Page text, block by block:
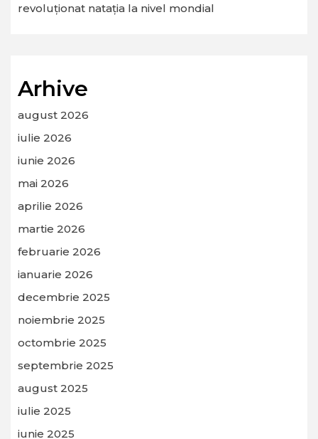
revoluționat natația la nivel mondial
Arhive
august 2026
iulie 2026
iunie 2026
mai 2026
aprilie 2026
martie 2026
februarie 2026
ianuarie 2026
decembrie 2025
noiembrie 2025
octombrie 2025
septembrie 2025
august 2025
iulie 2025
iunie 2025